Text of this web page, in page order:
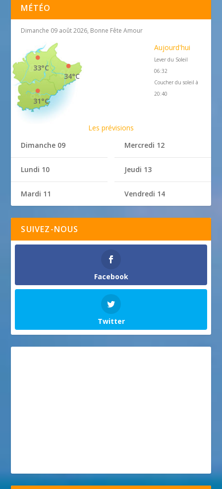
MÉTÉO
Dimanche 09 août 2026, Bonne Fête Amour
34°C
33°C
31°C
Aujourd'hui
Lever du Soleil
06:32
Coucher du soleil à
20:40
Les prévisions
Dimanche 09
Lundi 10
Mardi 11
Mercredi 12
Jeudi 13
Vendredi 14
SUIVEZ-NOUS
Facebook
Twitter